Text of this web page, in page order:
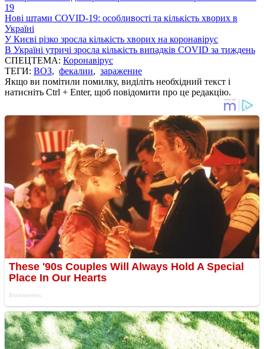
19
Нові штами COVID-19: особливості та кількість хворих в
Україні
У Києві різко зросла кількість хворих на коронавірус
В Україні утричі зросла кількість випадків COVID за тиждень
СПЕЦТЕМА: Коронавірус
ТЕГИ: ВОЗ, фекалии, заражение
Якщо ви помітили помилку, виділіть необхідний текст і
натисніть Ctrl + Enter, щоб повідомити про це редакцію.